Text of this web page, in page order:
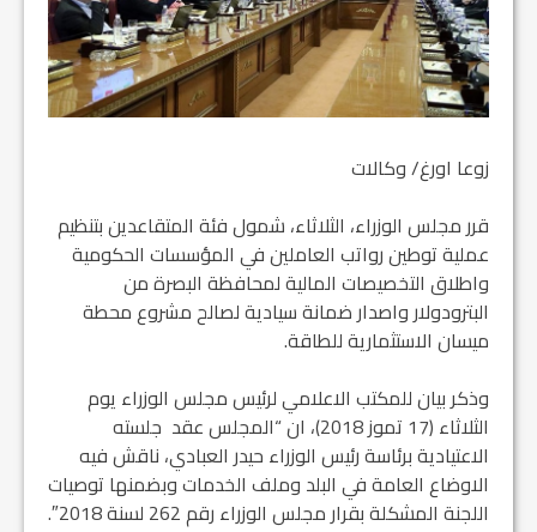
زوعا اورغ/ وكالات
قرر مجلس الوزراء، الثلاثاء، شمول فئة المتقاعدين بتنظيم
عملية توطين رواتب العاملين في المؤسسات الحكومية
واطلاق التخصيصات المالية لمحافظة البصرة من
البترودولار واصدار ضمانة سيادية لصالح مشروع محطة
ميسان الاستثمارية للطاقة.
وذكر بيان للمكتب الاعلامي لرئيس مجلس الوزراء يوم
الثلاثاء (17 تموز 2018)، ان “المجلس عقد جلسته
الاعتيادية برئاسة رئيس الوزراء حيدر العبادي، ناقش فيه
الاوضاع العامة في البلد وملف الخدمات وبضمنها توصيات
اللجنة المشكلة بقرار مجلس الوزراء رقم 262 لسنة 2018″.